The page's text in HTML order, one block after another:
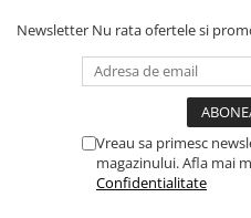
Consumabile & Accesorii
Carti in dar
Beletristica
Literatura Romana
Newsletter Nu rata ofertele si
Vreau sa primesc
magazinului. Afla mai
Confidentialitate